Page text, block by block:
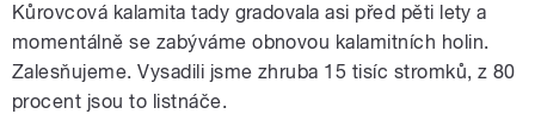
Kůrovcová kalamita tady gradovala asi před pěti lety a
momentálně se zabýváme obnovou kalamitních holin.
Zalesňujeme. Vysadili jsme zhruba 15 tisíc stromků, z 80
procent jsou to listnáče.